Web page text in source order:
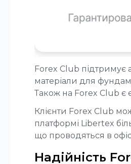
Forex Club підтримує
матеріали для
Також на Forex Club є
Клієнти Forex Club
платформі Libertex
що проводяться в
Надійність